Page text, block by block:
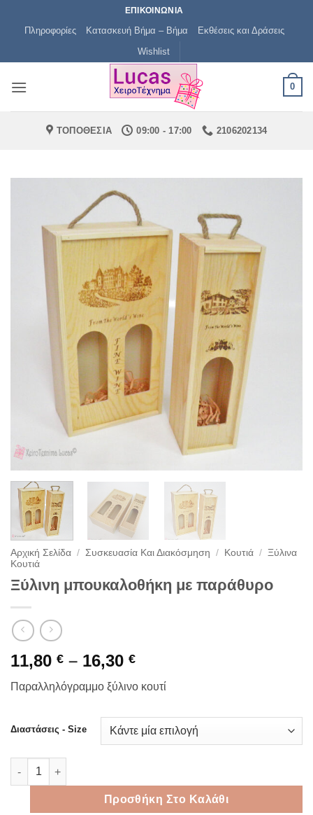
ΕΠΙΚΟΙΝΩΝΙΑ
Πληροφορίες Κατασκευή Βήμα – Βήμα
Εκθέσεις και Δράσεις
Wishlist
0
ΤΟΠΟΘΕΣΙΑ 09:00 - 17:00 2106202134
Αρχική Σελίδα / Συσκευασία Και Διακόσμηση / Κουτιά / Ξύλινα
Κουτιά
Ξύλινη μπουκαλοθήκη με παράθυρο
11,80 € – 16,30 €Price
range:
11,80 €
16,30 €
Παραλληλόγραμμο ξύλινο κουτί
Διαστάσεις - Size
Ξύλινη μπουκαλοθήκη με παράθυρο ποσότητα
Προσθήκη Στο Καλάθι